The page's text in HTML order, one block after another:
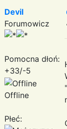
Devil
Forumowicz
Pomocna dłoń:
+33/-5
Offline
Płeć: